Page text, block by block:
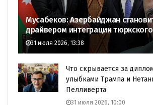
Мусабеков: Азербайджан
драйвером интеграции
31 июля 2026, 13:38
Что скрывается за
улыбками Трампа и
Пелливерта
31 июля 2026, 10:00